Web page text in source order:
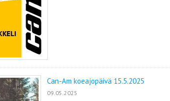
Can-Am koeajopäivä 15.5.2025
09.05.2025